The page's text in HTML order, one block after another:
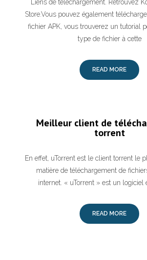
Liens de téléchargement. Retrouvez
Store.Vous pouvez également
fichier APK, vous trouverez un tutorial
type de fichier à cette
READ MORE
Meilleur client de
torrent
En effet, uTorrent est le client torrent le
matière de téléchargement de
internet. « uTorrent » est un logiciel
READ MORE